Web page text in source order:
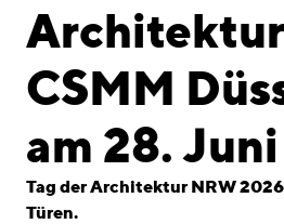
instagram
English
Datenschutz
CSMM
am 28. Juni
Tag der Architektur NRW
Türen.